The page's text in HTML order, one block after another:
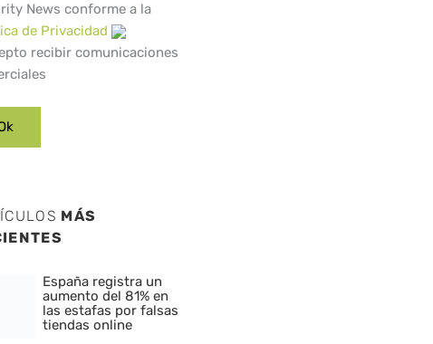
News conforme a la
de Privacidad
recibir comunicaciones
MÁS
España registra un
aumento del 81% en
las estafas por falsas
tiendas online